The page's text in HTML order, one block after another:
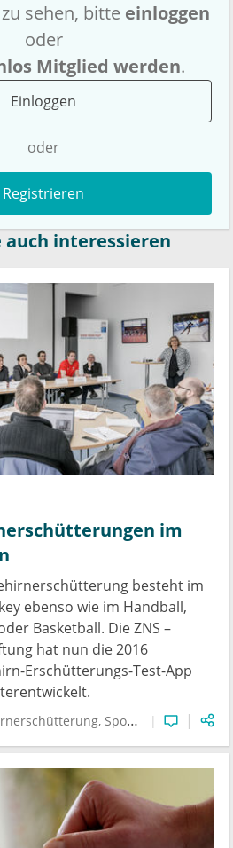
sehen, bitte einloggen
oder
Mitglied werden.
Einloggen
oder
Registrieren
auch interessieren
im
besteht im
ebenso wie im Handball,
Basketball. Die ZNS –
hat nun die 2016
Erschütterungs-Test-App
Sportmedizin